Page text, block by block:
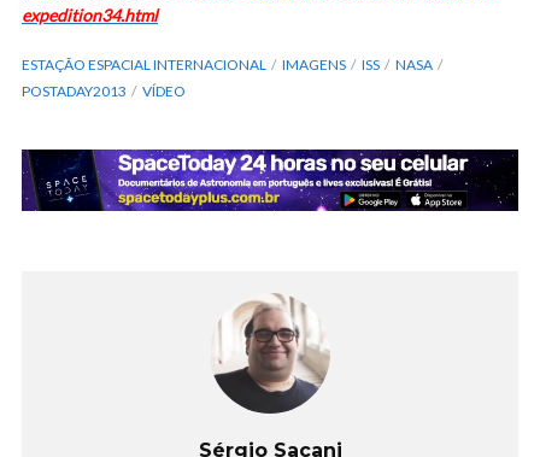
expedition34.html
ESTAÇÃO ESPACIAL INTERNACIONAL IMAGENS ISS
NASA
POSTADAY2013
VÍDEO
Sérgio Sacani